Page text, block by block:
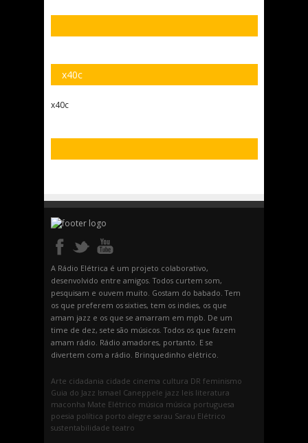
x40c
x40c
A Rádio Elétrica é um projeto colaborativo,
desenvolvido entre amigos. Todos curtem som,
pesquisam e ouvem muito. Gostam do babado. Tem
os que preferem os sixties, tem os indies, os que
amam jazz e os que se amarram em mpb. De um
time de dez, sete são músicos. Todos os que fazem
amam rádio. Rádio amadores, portanto. E se
divertem com a rádio. Brinquedinho elétrico.
Arte cidadania cidade cinema cultura DR feminismo
Guia do Jazz Ismael Caneppele jazz leis literatura
maconha Mate Elétrico música música portuguesa
poesia política porto alegre sarau Sarau Elétrico
sustentabilidade teatro